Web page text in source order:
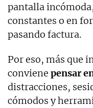
pantalla
constantes o en
pasando factura.
Por eso, más que
conviene pensar
distracciones,
cómodos y